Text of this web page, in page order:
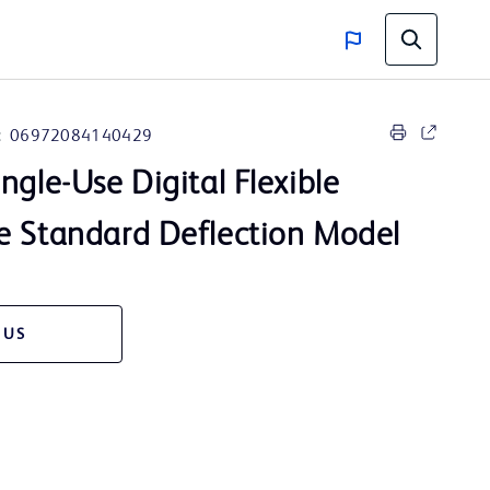
06972084140429
Use Digital Flexible
Standard Deflection Model